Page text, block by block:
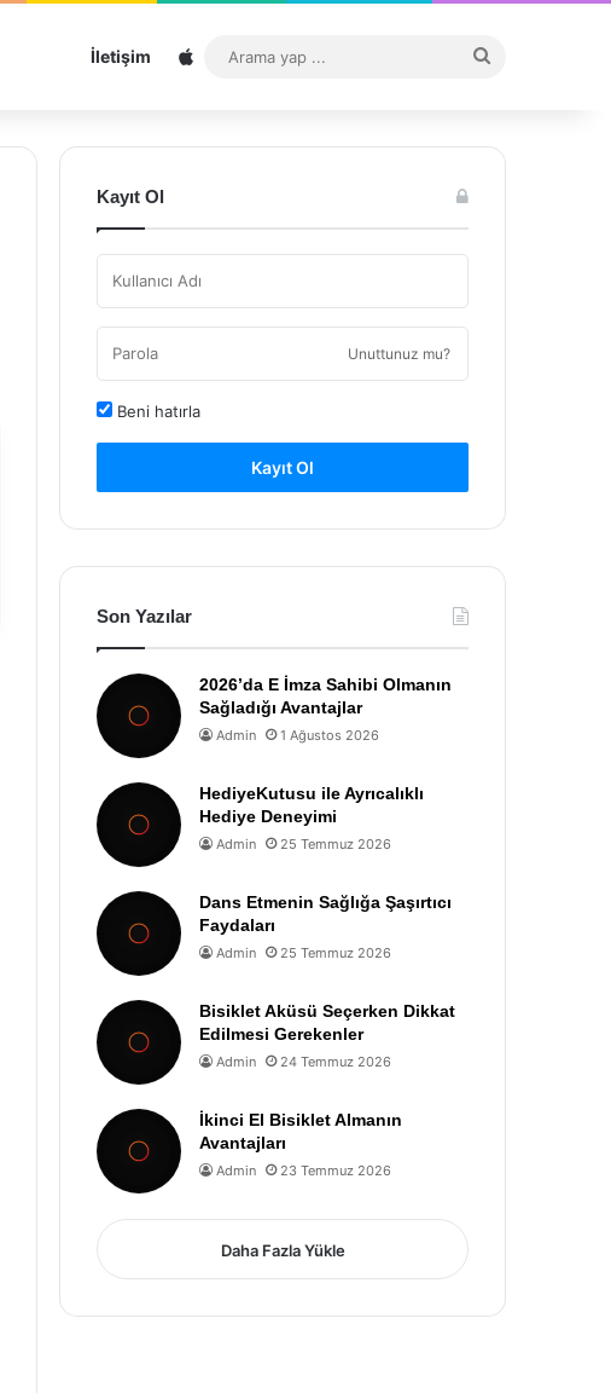
İletişim Sitemap
...
Kayıt Ol
Unuttunuz mu?
Beni hatırla
Kayıt Ol
Son Yazılar
2026’da E İmza Sahibi Olmanın
Sağladığı Avantajlar
Admin 1 Ağustos 2026
HediyeKutusu ile Ayrıcalıklı
Hediye Deneyimi
Admin 25 Temmuz 2026
Dans Etmenin Sağlığa Şaşırtıcı
Faydaları
Admin 25 Temmuz 2026
Bisiklet Aküsü Seçerken Dikkat
Edilmesi Gerekenler
Admin 24 Temmuz 2026
İkinci El Bisiklet Almanın
Avantajları
Admin 23 Temmuz 2026
Daha Fazla Yükle